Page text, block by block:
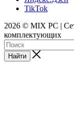
TikTok
2026 © MIX PC |
комплектующих
Найти